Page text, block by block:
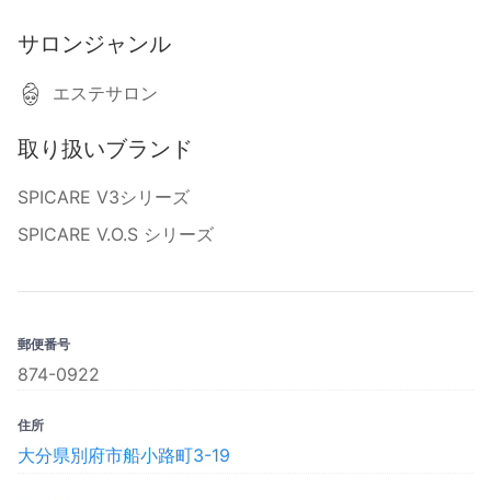
サロンジャンル
エステサロン
取り扱いブランド
SPICARE V3シリーズ
SPICARE V.O.S シリーズ
郵便番号
874-0922
住所
大分県別府市船小路町3-19